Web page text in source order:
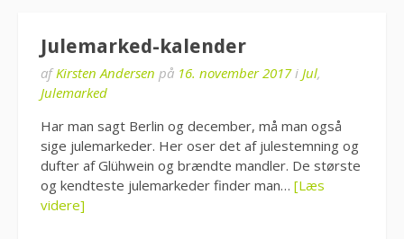
Julemarked-kalender
afKirsten Andersen på 16. november 2017i Jul,
Julemarked
Har man sagt Berlin og december, må man også
sige julemarkeder. Her oser det af julestemning og
dufter af Glühwein og brændte mandler. De største
og kendteste julemarkeder finder man… [Læs
videre]